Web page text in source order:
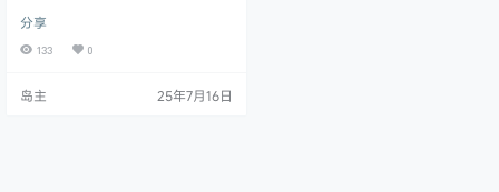
着什么？ 处理器是电脑的“大脑”，
它决定了你的电脑性能。那么，i3、
核心数、线程数、频率、缓存等方
分享
133 0
岛主 25年7月16日